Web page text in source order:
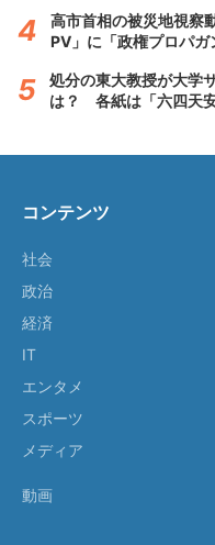
高市首相の被災地視
PV」に「政権プロパガ
処分の東大教授が大学
は？ 各紙は「六四天
コンテンツ
社会
政治
経済
IT
エンタメ
スポーツ
メディア
動画